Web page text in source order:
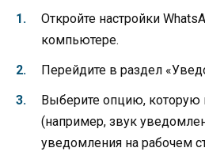
Откройте настройки
компьютере.
Перейдите в раздел
Выберите опцию, которую
(например, звук
уведомления на рабочем